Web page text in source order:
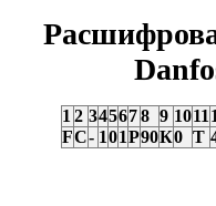
1 2 345678 9 1011
FC- 101P90К0 Т